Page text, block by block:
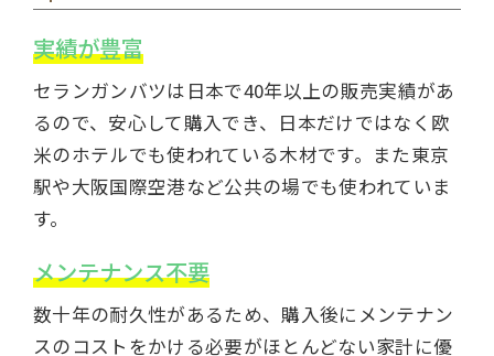
実績が豊富
セランガンバツは日本で40年以上の販売実績があ
るので、安心して購入でき、日本だけではなく欧
米のホテルでも使われている木材です。また東京
駅や大阪国際空港など公共の場でも使われていま
す。
メンテナンス不要
数十年の耐久性があるため、購入後にメンテナン
スのコストをかける必要がほとんどない家計に優